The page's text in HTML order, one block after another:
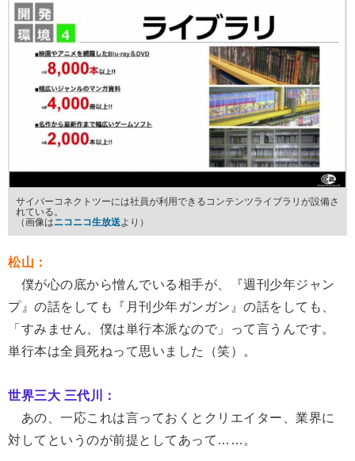
サイバーコネクトツーには社員が利用できるコンテンツライブラリが設備さ
れている。
（画像はニコニコ生放送より）
松山：
僕が心の底から憎んでいる相手が、『週刊少年ジャン
プ』の話をしても『月刊少年ガンガン』の話をしても、
「すみません、僕は単行本派なので」って言うんです。
単行本は全員死ねって思いました（笑）。
世界三大 三代川：
あの、一応これは言っておくとクリエイター、業界に
対してというのが前提としてあって……。